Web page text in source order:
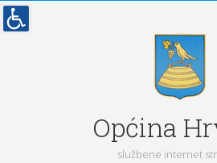
Općina
službene internet